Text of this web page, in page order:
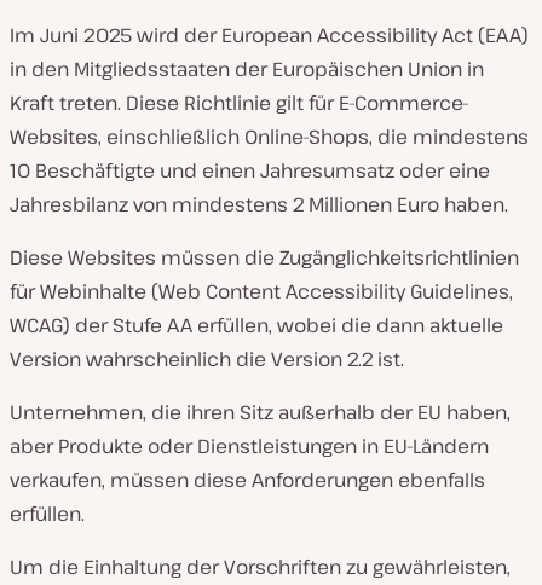
Im Juni 2025 wird der European Accessibility Act (EAA)
in den Mitgliedsstaaten der Europäischen Union in
Kraft treten. Diese Richtlinie gilt für E-Commerce-
Websites, einschließlich Online-Shops, die mindestens
10 Beschäftigte und einen Jahresumsatz oder eine
Jahresbilanz von mindestens 2 Millionen Euro haben.
Diese Websites müssen die Zugänglichkeitsrichtlinien
für Webinhalte (Web Content Accessibility Guidelines,
WCAG) der Stufe AA erfüllen, wobei die dann aktuelle
Version wahrscheinlich die Version 2.2 ist.
Unternehmen, die ihren Sitz außerhalb der EU haben,
aber Produkte oder Dienstleistungen in EU-Ländern
verkaufen, müssen diese Anforderungen ebenfalls
erfüllen.
Um die Einhaltung der Vorschriften zu gewährleisten,